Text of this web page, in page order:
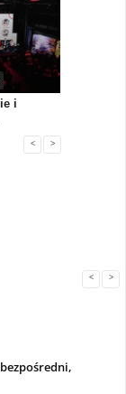
i
< >
< >